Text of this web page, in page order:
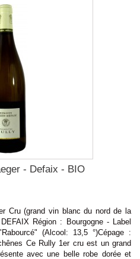
- Defaix - BIO
(grand vin blanc du nord de la
Région : Bourgogne - Label
(Alcool: 13,5 °)Cépage :
Ce Rully 1er cru est un grand
avec une belle robe dorée et